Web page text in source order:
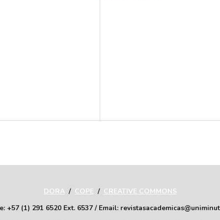
DORA/ COPE / CREATIVE COMMONS
+57 (1) 291 6520 Ext. 6537 / Email: